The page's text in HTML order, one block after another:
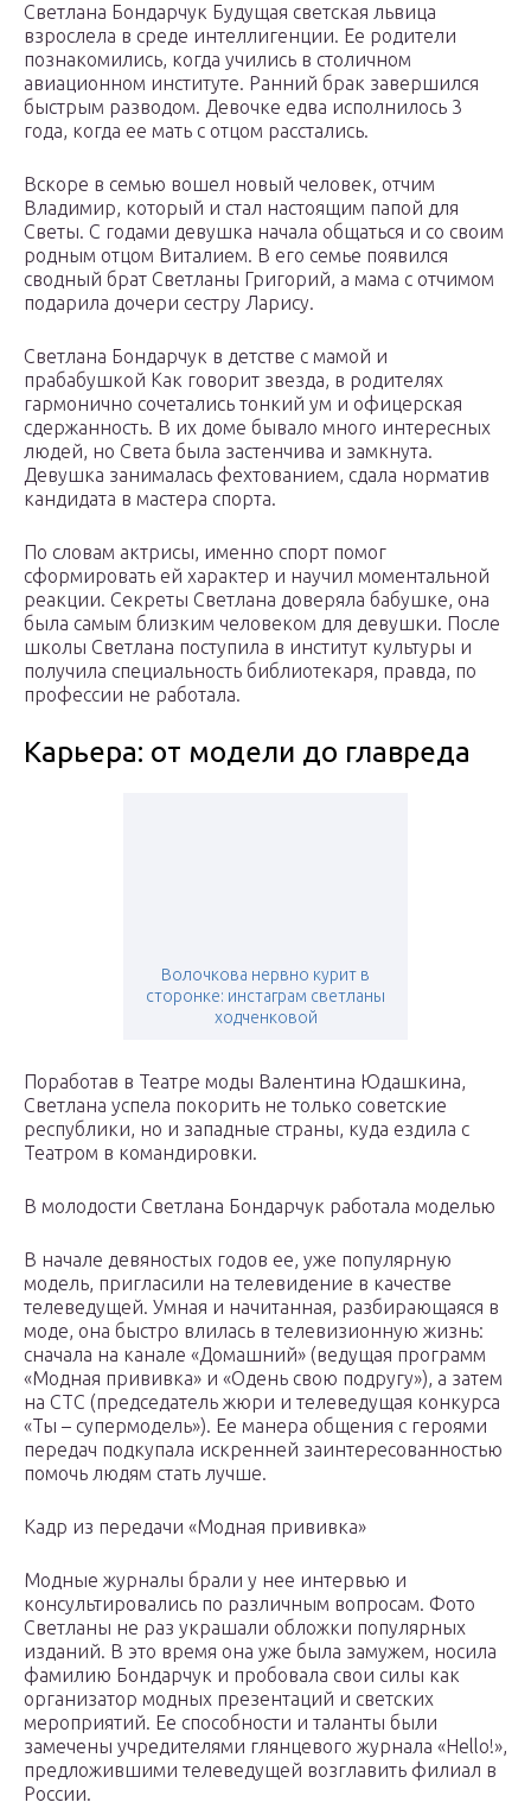
Светлана Бондарчук Будущая светская львица
взрослела в среде интеллигенции. Ее родители
познакомились, когда учились в столичном
авиационном институте. Ранний брак завершился
быстрым разводом. Девочке едва исполнилось 3
года, когда ее мать с отцом расстались.
Вскоре в семью вошел новый человек, отчим
Владимир, который и стал настоящим папой для
Светы. С годами девушка начала общаться и со своим
родным отцом Виталием. В его семье появился
сводный брат Светланы Григорий, а мама с отчимом
подарила дочери сестру Ларису.
Светлана Бондарчук в детстве с мамой и
прабабушкой Как говорит звезда, в родителях
гармонично сочетались тонкий ум и офицерская
сдержанность. В их доме бывало много интересных
людей, но Света была застенчива и замкнута.
Девушка занималась фехтованием, сдала норматив
кандидата в мастера спорта.
По словам актрисы, именно спорт помог
сформировать ей характер и научил моментальной
реакции. Секреты Светлана доверяла бабушке, она
была самым близким человеком для девушки. После
школы Светлана поступила в институт культуры и
получила специальность библиотекаря, правда, по
профессии не работала.
Карьера: от модели до главреда
Волочкова нервно курит в
сторонке: инстаграм светланы
ходченковой
Поработав в Театре моды Валентина Юдашкина,
Светлана успела покорить не только советские
республики, но и западные страны, куда ездила с
Театром в командировки.
В молодости Светлана Бондарчук работала моделью
В начале девяностых годов ее, уже популярную
модель, пригласили на телевидение в качестве
телеведущей. Умная и начитанная, разбирающаяся в
моде, она быстро влилась в телевизионную жизнь:
сначала на канале «Домашний» (ведущая программ
«Модная прививка» и «Одень свою подругу»), а затем
на СТС (председатель жюри и телеведущая конкурса
«Ты – супермодель»). Ее манера общения с героями
передач подкупала искренней заинтересованностью
помочь людям стать лучше.
Кадр из передачи «Модная прививка»
Модные журналы брали у нее интервью и
консультировались по различным вопросам. Фото
Светланы не раз украшали обложки популярных
изданий. В это время она уже была замужем, носила
фамилию Бондарчук и пробовала свои силы как
организатор модных презентаций и светских
мероприятий. Ее способности и таланты были
замечены учредителями глянцевого журнала «Hello!»,
предложившими телеведущей возглавить филиал в
России.